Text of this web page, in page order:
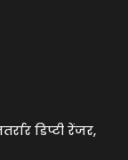
डिप्टी रेंजर,